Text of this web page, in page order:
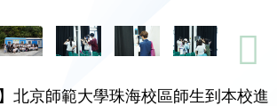
北京師範大學珠海校區師生到本校進